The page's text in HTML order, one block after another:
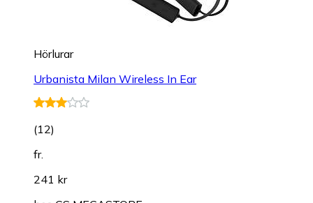
Hörlurar
Urbanista Milan Wireless In Ear
(12)
fr.
241 kr